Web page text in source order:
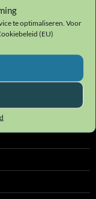
te optimaliseren. Voor
(EU)